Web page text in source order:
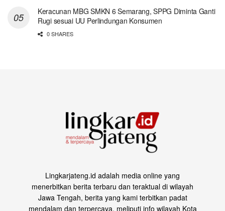
Keracunan MBG SMKN 6 Semarang, SPPG Diminta Ganti
Rugi sesuai UU Perlindungan Konsumen
0 SHARES
Lingkarjateng.id adalah media online yang
menerbitkan berita terbaru dan teraktual di wilayah
Jawa Tengah, berita yang kami terbitkan padat
mendalam dan terpercaya, meliputi info wilayah Kota